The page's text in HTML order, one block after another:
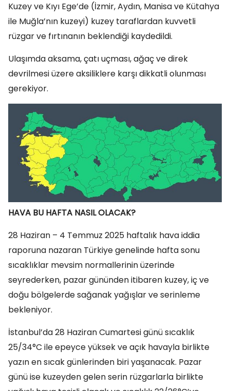
Kuzey ve Kıyı Ege’de (İzmir, Aydın, Manisa ve Kütahya
ile Muğla’nın kuzeyi) kuzey taraflardan kuvvetli
rüzgar ve fırtınanın beklendiği kaydedildi.
Ulaşımda aksama, çatı uçması, ağaç ve direk
devrilmesi üzere aksiliklere karşı dikkatli olunması
gerekiyor.
HAVA BU HAFTA NASIL OLACAK?
28 Haziran – 4 Temmuz 2025 haftalık hava iddia
raporuna nazaran Türkiye genelinde hafta sonu
sıcaklıklar mevsim normallerinin üzerinde
seyrederken, pazar gününden itibaren kuzey, iç ve
doğu bölgelerde sağanak yağışlar ve serinleme
bekleniyor.
İstanbul’da 28 Haziran Cumartesi günü sıcaklık
25/34°C ile epeyce yüksek ve açık havayla birlikte
yazın en sıcak günlerinden biri yaşanacak. Pazar
günü ise kuzeyden gelen serin rüzgarlarla birlikte